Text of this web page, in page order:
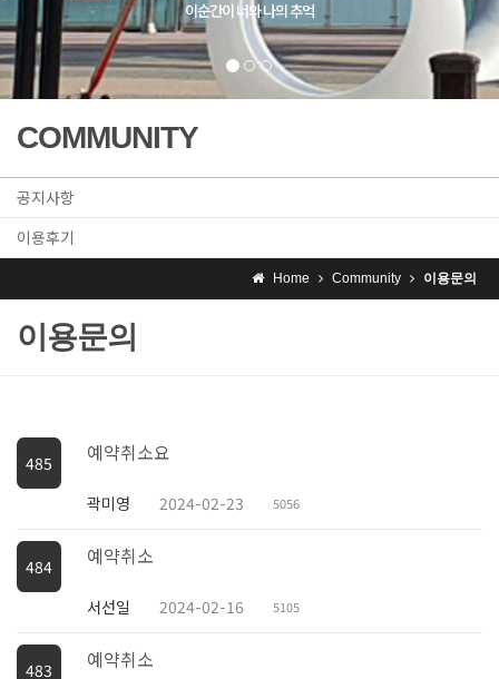
COMMUNITY
공지사항
이용후기
Home Community 이용문의
이용문의
485 예약취소요
곽미영 2024-02-23 5056
484 예약취소
서선일 2024-02-16 5105
483 예약취소